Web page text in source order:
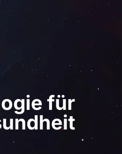
für